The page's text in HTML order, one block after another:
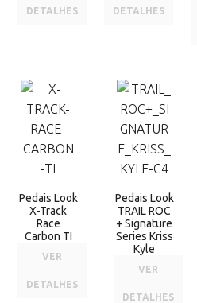
DETALHES DETALHES
Pedais Look
X-Track
Race
Carbon TI
VER
DETALHES
Pedais Look
TRAIL ROC
+ Signature
Series Kriss
Kyle
VER
DETALHES